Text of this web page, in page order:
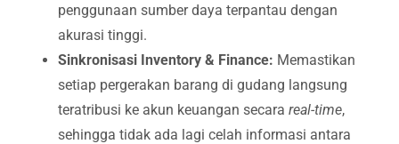
penggunaan sumber daya terpantau dengan
akurasi tinggi.
Sinkronisasi Inventory & Finance: Memastikan
setiap pergerakan barang di gudang langsung
teratribusi ke akun keuangan secara real-time,
sehingga tidak ada lagi celah informasi antara